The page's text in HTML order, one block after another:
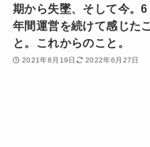
期から失墜、そして今。6
年間運営を続けて感じたこ
と。これからのこと。
2021年8月19日 2022年6月27日